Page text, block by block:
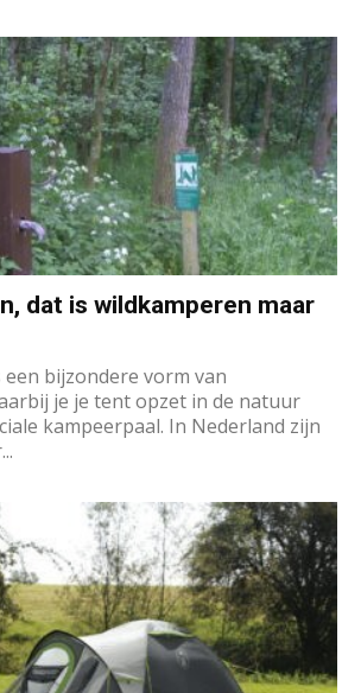
dat is wildkamperen maar
bijzondere vorm van
je je tent opzet in de natuur
kampeerpaal. In Nederland zijn